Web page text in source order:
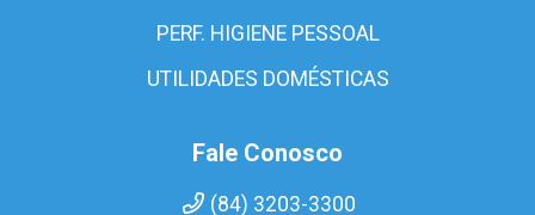
PERF. HIGIENE PESSOAL
UTILIDADES DOMÉSTICAS
Fale Conosco
(84) 3203-3300